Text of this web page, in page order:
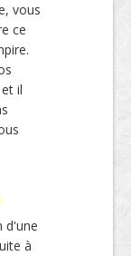
vous
ce
il
d'une
à